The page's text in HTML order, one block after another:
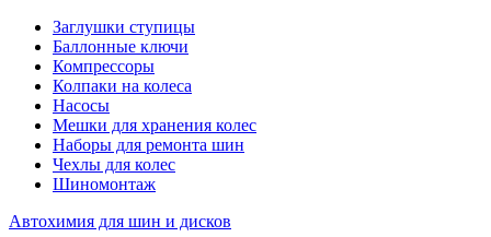
Заглушки ступицы
Баллонные ключи
Компрессоры
Колпаки на колеса
Насосы
Мешки для хранения колес
Наборы для ремонта шин
Чехлы для колес
Шиномонтаж
Автохимия для шин и дисков